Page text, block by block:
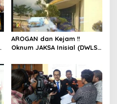
AROGAN dan Kejam !!
Oknum JAKSA Inisial (DWLS)
Lampung Di Sekolah
PENABUR